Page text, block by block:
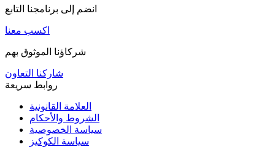
انضم إلى برنامجنا التابع
اكسب معنا
شركاؤنا الموثوق بهم
شاركنا التعاون
العلامة القانونية
الشروط والأحكام
سياسة الخصوصية
سياسة الكوكيز